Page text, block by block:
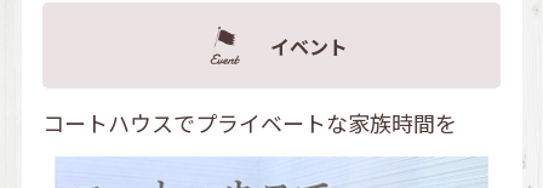
イベント
コートハウスでプライベートな家族時間を